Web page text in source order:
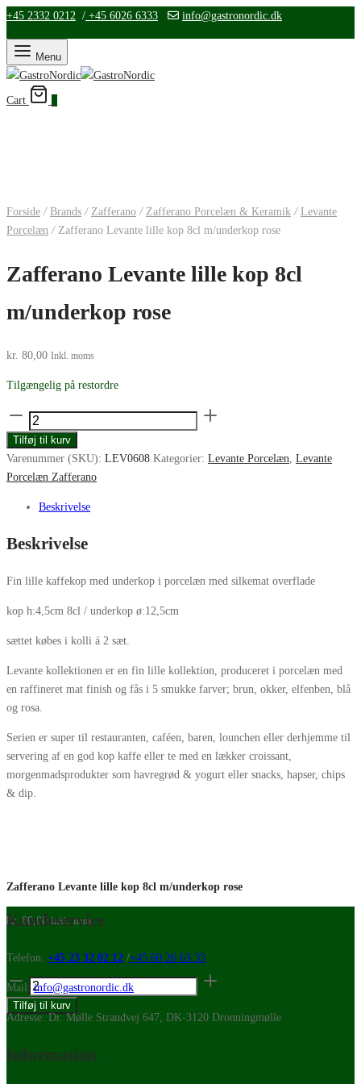
+45 2332 0212 / +45 6026 6333 info@gastronordic.dk
Menu
Cart
Forside / Brands / Zafferano / Zafferano Porcelæn & Keramik / Levante
Porcelæn /Zafferano Levante lille kop 8cl m/underkop rose
Zafferano Levante lille kop 8cl
m/underkop rose
kr. 80,00 Inkl. moms
Tilgængelig på restordre
Zafferano
Levante
lille
m/underkop
antal
Tilføj til kurv
Varenummer (SKU): LEV0608 Kategorier: Levante Porcelæn Levante
Porcelæn Zafferano
Beskrivelse
Beskrivelse
Fin lille kaffekop med underkop i porcelæn med silkemat overflade
kop h:4,5cm 8cl / underkop ø:12,5cm
sættet købes i kolli á 2 sæt.
Levante kollektionen er en fin lille kollektion, produceret i porcelæn med
en raffineret mat finish og fås i 5 smukke farver; brun, okker, elfenben, blå
og rosa.
Serien er super til restauranten, caféen, baren, lounchen eller derhjemme til
servering af en god kop kaffe eller te med en lækker croissant,
morgenmadsprodukter som havregrød & yogurt eller snacks, hapser, chips
& dip.
Zafferano Levante lille kop 8cl m/underkop rose
kr. 80,00 Inkl. moms
Zafferano
Levante
lille
8cl
Tilføj til kurv
Kundeservice
Telefon: +45 23 32 02 12 /+45 60 26 63 33
Mail:info@gastronordic.dk
Adresse: Dr. Mølle Strandvej 647, DK-3120 Dronningmølle
Information